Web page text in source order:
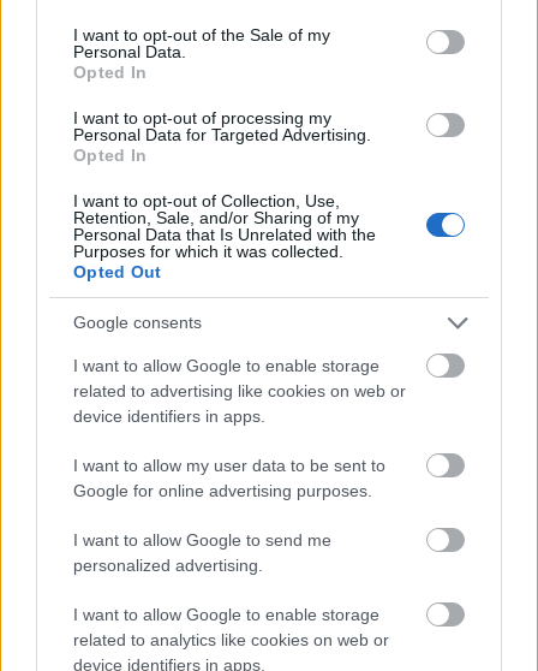
consent section.
I want to opt-out of the Sale of my
Personal Data.
Opted In
I want to opt-out of processing my
Personal Data for Targeted Advertising.
Opted In
I want to opt-out of Collection, Use,
Retention, Sale, and/or Sharing of my
Personal Data that Is Unrelated with the
Purposes for which it was collected.
Opted Out
Google consents
I want to allow Google to enable storage
related to advertising like cookies on web or
device identifiers in apps.
I want to allow my user data to be sent to
Google for online advertising purposes.
I want to allow Google to send me
personalized advertising.
I want to allow Google to enable storage
related to analytics like cookies on web or
device identifiers in apps.
amig kinyitjuk az ajtot, de az is ingyer van...
beszelgetunk, annak mas az ara.. ha megfizeted,
akkor jogos a hoborges. Ugy donottel nem fizeted
van. A Te dontesed, senki semmire nem kotelezett...
jo hogy nem mesz be a mekibe es balehzol hogy
neked vegyek elo a szemetbol a kajat es adjak oda
ingyen, hiszen ugyis kidobnak. Ugyanmar..
Globetrotter2014
14 éve
amikor a stílust osztották.
A baj az az ilyen szolgáltatásokkal, hogy közel
monpol jellegűek és az ASZFekben nem nagyon
hagynak neked lehetőséget alkudozásra. Ahogy
elnéztem még utazűási irodáknak sem.
Ez nem a sarki piac baxki, mágha a régi kiomcsi